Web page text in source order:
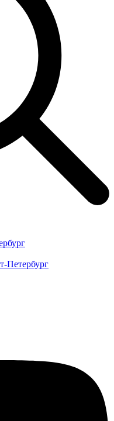
Петербург